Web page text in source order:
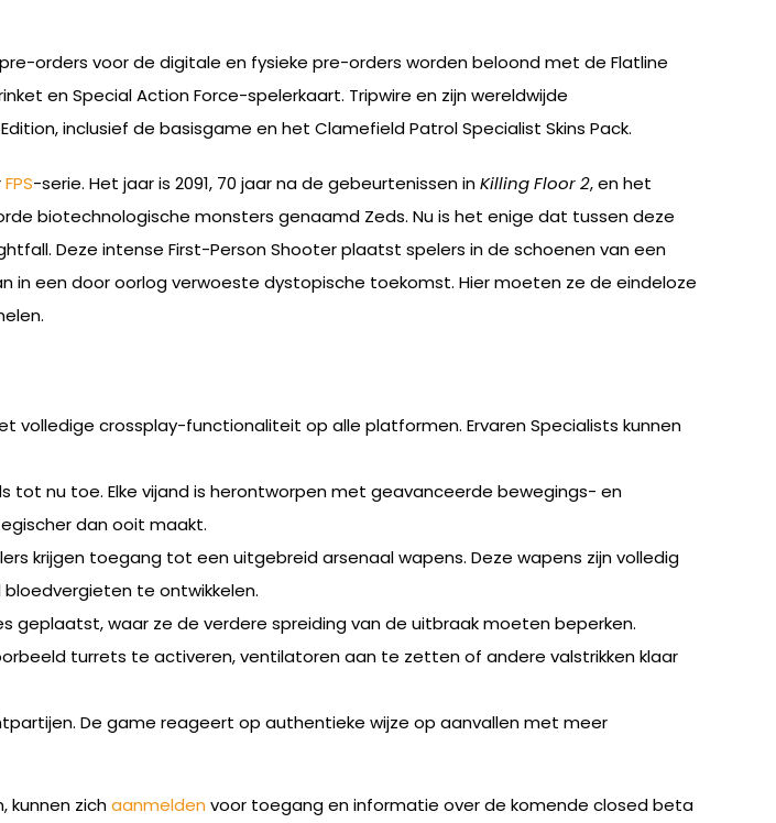
orders voor de digitale en fysieke pre-orders worden beloond met de Flatline
en Special Action Force-spelerkaart. Tripwire en zijn wereldwijde
inclusief de basisgame en het Clamefield Patrol Specialist Skins Pack.
FPS-serie. Het jaar is 2091, 70 jaar na de gebeurtenissen inKilling Floor 2, en het
biotechnologische monsters genaamd Zeds. Nu is het enige dat tussen deze
Deze intense First-Person Shooter plaatst spelers in de schoenen van een
een door oorlog verwoeste dystopische toekomst. Hier moeten ze de eindeloze
crossplay-functionaliteit op alle platformen. Ervaren Specialists kunnen
tot nu toe. Elke vijand is herontworpen met geavanceerde bewegings- en
dan ooit maakt.
krijgen toegang tot een uitgebreid arsenaal wapens. Deze wapens zijn volledig
te ontwikkelen.
geplaatst, waar ze de verdere spreiding van de uitbraak moeten beperken.
turrets te activeren, ventilatoren aan te zetten of andere valstrikken klaar
De game reageert op authentieke wijze op aanvallen met meer
kunnen zichaanmelden voor toegang en informatie over de komende closed beta